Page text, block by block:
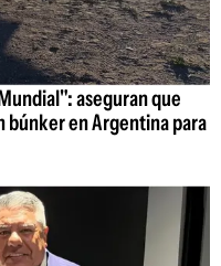
aseguran que
búnker en Argentina para